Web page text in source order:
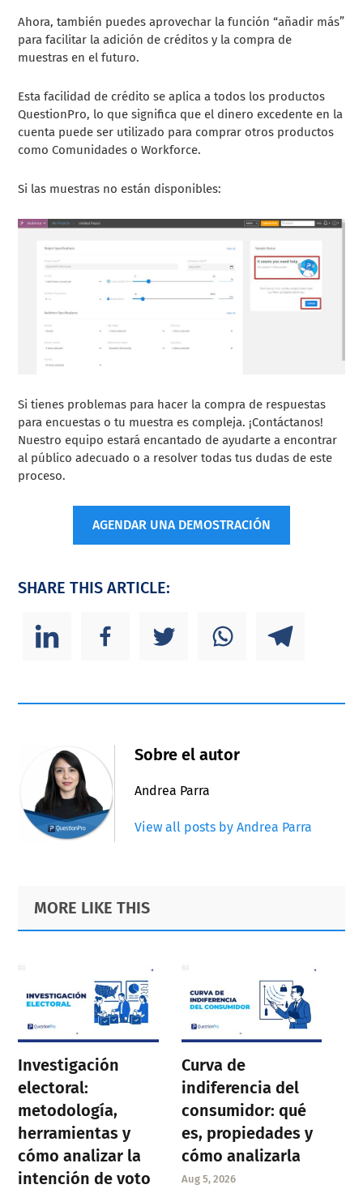
Ahora, también puedes aprovechar la función “añadir más”
para facilitar la adición de créditos y la compra de
muestras en el futuro.
Esta facilidad de crédito se aplica a todos los productos
QuestionPro, lo que significa que el dinero excedente en la
cuenta puede ser utilizado para comprar otros productos
como Comunidades o Workforce.
Si las muestras no están disponibles:
Si tienes problemas para hacer la compra de respuestas
para encuestas o tu muestra es compleja. ¡Contáctanos!
Nuestro equipo estará encantado de ayudarte a encontrar
al público adecuado o a resolver todas tus dudas de este
proceso.
AGENDAR UNA DEMOSTRACIÓN
SHARE THIS ARTICLE:
Sobre el autor
Andrea Parra
View all posts by Andrea Parra
Primary
Sidebar
Footer
MORE LIKE THIS
Investigación
electoral:
metodología,
herramientas y
cómo analizar la
intención de voto
Curva de
indiferencia del
consumidor: qué
es, propiedades y
cómo analizarla
Aug 5, 2026